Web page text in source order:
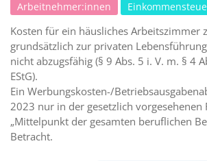
Arbeitnehmer:innen
Kosten für ein häusliches Arbeitszimmer
grundsätzlich zur privaten
nicht abzugsfähig (§ 9 Abs. 5 i. V. m. § 4
EStG).
Ein Werbungskosten-/
2023 nur in der gesetzlich vorgesehenen
„Mittelpunkt der gesamten beruflichen
Betracht.